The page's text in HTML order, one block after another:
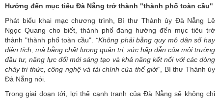
Hướng đến mục tiêu Đà Nẵng trở thành "thành phố toàn cầu"
Phát biểu khai mạc chương trình, Bí thư Thành ủy Đà Nẵng Lê
Ngọc Quang cho biết, thành phố đang hướng đến mục tiêu trở
thành "thành phố toàn cầu". “Không phải bằng quy mô dân số hay
diện tích, mà bằng chất lượng quản trị, sức hấp dẫn của môi trường
đầu tư, năng lực đổi mới sáng tạo và khả năng kết nối với các dòng
chảy tri thức, công nghệ và tài chính của thế giới” , Bí thư Thành ủy
Đà Nẵng nói.
Trong giai đoạn tới, lợi thế cạnh tranh của Đà Nẵng sẽ không chỉ